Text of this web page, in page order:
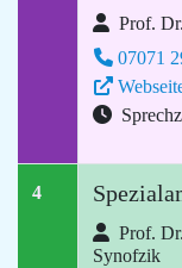
Prof.
07071
4
Prof.
Synofzik